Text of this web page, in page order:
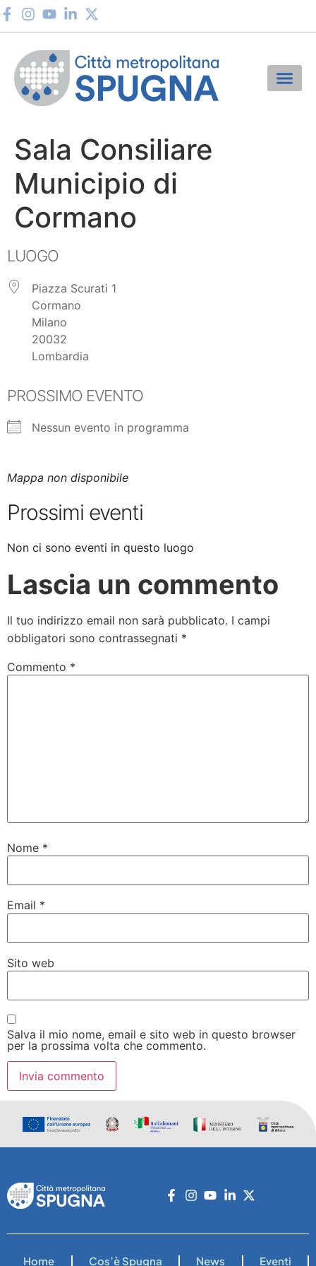
Sala Consiliare
Municipio di
Cormano
LUOGO
Piazza Scurati 1
Cormano
Milano
20032
Lombardia
PROSSIMO EVENTO
Nessun evento in programma
Mappa non disponibile
Prossimi eventi
Non ci sono eventi in questo luogo
Lascia un commento
Il tuo indirizzo email non sarà pubblicato. I campi
obbligatori sono contrassegnati *
Commento *
Nome *
Email *
Sito web
Salva il mio nome, email e sito web in questo browser
per la prossima volta che commento.
Home Cos’è Spugna News Eventi